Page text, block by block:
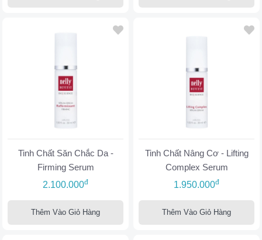
Tinh Chất Săn Chắc Da -
Firming Serum
2.100.000đ
Thêm Vào Giỏ Hàng
Tinh Chất Nâng Cơ - Lifting
Complex Serum
1.950.000đ
Thêm Vào Giỏ Hàng